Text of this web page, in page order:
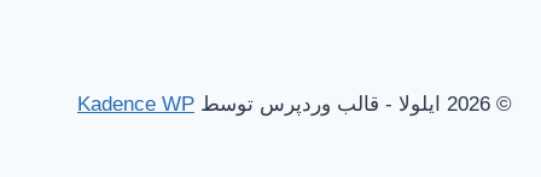
© 2026 ایلولا - قالب وردپرس توسط Kadence WP